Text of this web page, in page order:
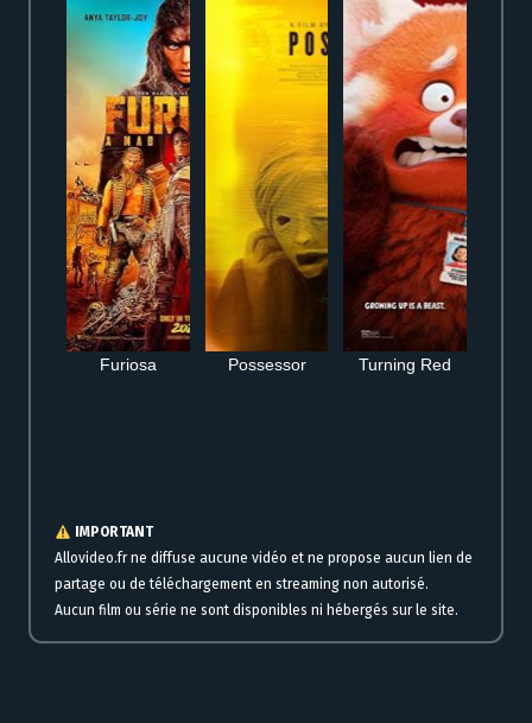
Furiosa Possessor Turning Red
IMPORTANT
Allovideo.fr ne diffuse aucune vidéo et ne propose aucun lien de
partage ou de téléchargement en streaming non autorisé.
Aucun film ou série ne sont disponibles ni hébergés sur le site.